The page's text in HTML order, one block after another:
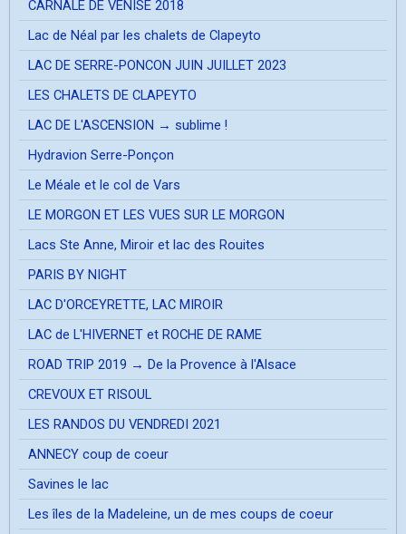
CARNALE DE VENISE 2018
Lac de Néal par les chalets de Clapeyto
LAC DE SERRE-PONCON JUIN JUILLET 2023
LES CHALETS DE CLAPEYTO
LAC DE L'ASCENSION → sublime !
Hydravion Serre-Ponçon
Le Méale et le col de Vars
LE MORGON ET LES VUES SUR LE MORGON
Lacs Ste Anne, Miroir et lac des Rouites
PARIS BY NIGHT
LAC D'ORCEYRETTE, LAC MIROIR
LAC de L'HIVERNET et ROCHE DE RAME
ROAD TRIP 2019 → De la Provence à l'Alsace
CREVOUX ET RISOUL
LES RANDOS DU VENDREDI 2021
ANNECY coup de coeur
Savines le lac
Les îles de la Madeleine, un de mes coups de coeur